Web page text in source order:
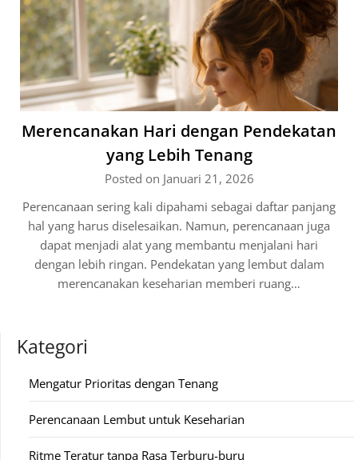
Merencanakan Hari dengan Pendekatan
yang Lebih Tenang
Posted on Januari 21, 2026
Perencanaan sering kali dipahami sebagai daftar panjang
hal yang harus diselesaikan. Namun, perencanaan juga
dapat menjadi alat yang membantu menjalani hari
dengan lebih ringan. Pendekatan yang lembut dalam
merencanakan keseharian memberi ruang…
Kategori
Mengatur Prioritas dengan Tenang
Perencanaan Lembut untuk Keseharian
Ritme Teratur tanpa Rasa Terburu-buru